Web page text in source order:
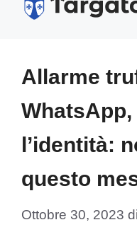
Allarme
l’identità:
questo
Ottobre 30, 2023 di